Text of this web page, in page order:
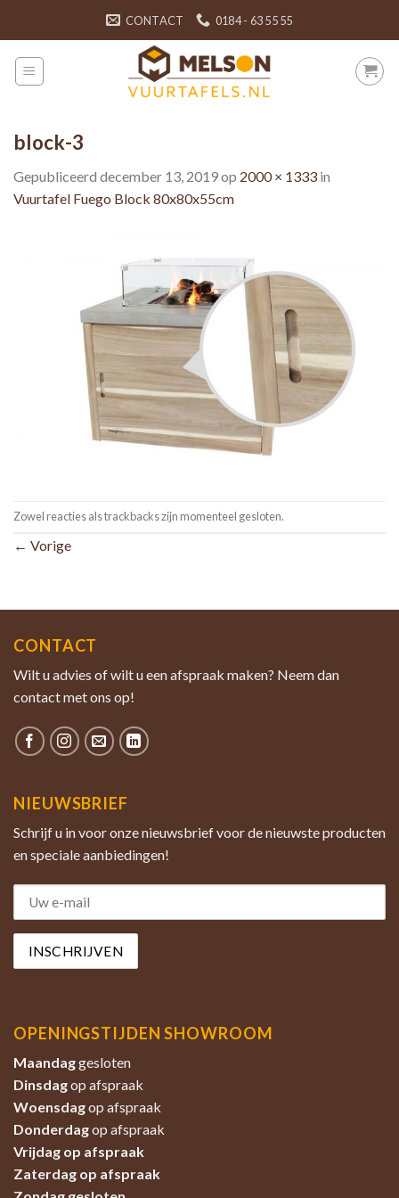
content
CONTACT 0184 - 63 55 55
block-3
Gepubliceerd december 13, 2019op 2000 × 1333 in
Vuurtafel Fuego Block 80x80x55cm
Zowel reacties als trackbacks zijn momenteel gesloten.
← Vorige
CONTACT
Wilt u advies of wilt u een afspraak maken? Neem dan
contact met ons op!
NIEUWSBRIEF
Schrijf u in voor onze nieuwsbrief voor de nieuwste producten
en speciale aanbiedingen!
OPENINGSTIJDEN SHOWROOM
Maandaggesloten
Dinsdagop afspraak
Woensdagop afspraak
Donderdagop afspraak
Vrijdag op afspraak
Zaterdag op afspraak